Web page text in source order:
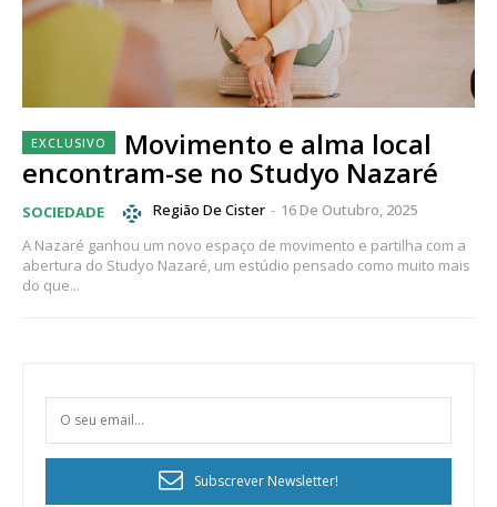
Movimento e alma local
encontram-se no Studyo Nazaré
SOCIEDADE Região De Cister - 16 De Outubro, 2025
A Nazaré ganhou um novo espaço de movimento e partilha com a
abertura do Studyo Nazaré, um estúdio pensado como muito mais
do que...
Subscrever Newsletter!